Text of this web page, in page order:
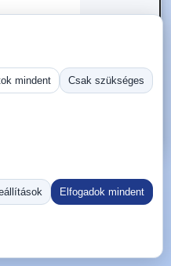
Összekötőkábel
mindent Csak szükséges
Elfogadok mindent